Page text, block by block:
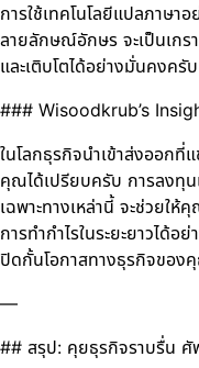
การใช้เทคโนโลยีแปลภาษ
ลายลักษณ์อักษร จะเป็นเก
และเติบโตได้อย่างมั่นคงครับ
### Wisoodkrub’s
ในโลกธุรกิจนำเข้าส่งออกที่
คุณได้เปรียบครับ การลงทุน
เฉพาะทางเหล่านี้ จะช่วยให้
การทำกำไรในระยะยาวได้
ปิดกั้นโอกาสทางธุรกิจของ
—
## สรุป: คุยธุรกิจราบรื่น